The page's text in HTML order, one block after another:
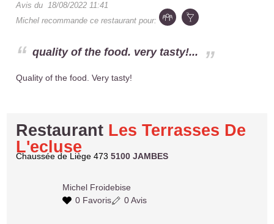
Avis du18/08/2022 11:41
Michel recommande ce restaurant pour:
quality of the food. very tasty!...
Quality of the food. Very tasty!
Restaurant Les Terrasses De
L'ecluse
Chaussée de Liège 4735100 JAMBES
Michel Froidebise
0 Favoris
0 Avis